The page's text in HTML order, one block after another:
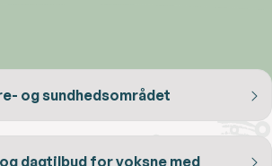
og sundhedsområdet
dagtilbud for voksne med